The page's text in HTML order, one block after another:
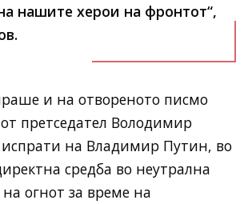
нашите херои на фронтот“,
и на отвореното писмо
претседател Володимир
испрати на Владимир Путин, во
средба во неутрална
огнот за време на